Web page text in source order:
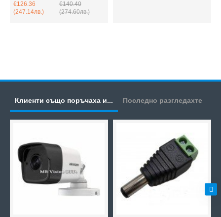
€126.36
(247.14лв.)
€140.40
(274.60лв.)
Клиенти също поръчаха и... Последно разгледахте